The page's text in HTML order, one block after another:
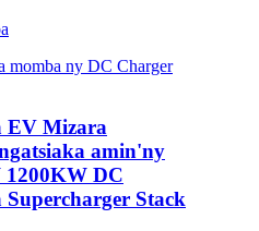
EV Mizara
amin'ny
1200KW DC
Stack